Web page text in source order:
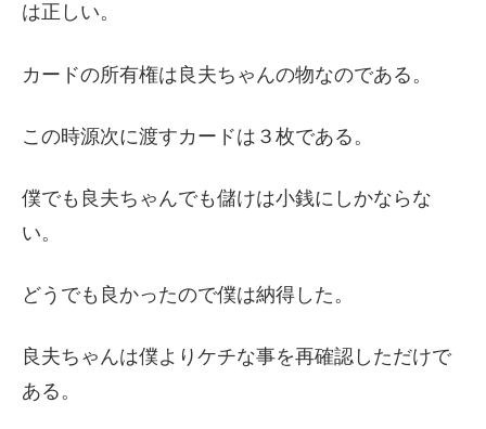
は正しい。
カードの所有権は良夫ちゃんの物なのである。
この時源次に渡すカードは３枚である。
僕でも良夫ちゃんでも儲けは小銭にしかならな
い。
どうでも良かったので僕は納得した。
良夫ちゃんは僕よりケチな事を再確認しただけで
ある。